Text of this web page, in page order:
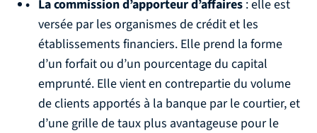
La commission d’apporteur d’affaires : elle est
versée par les organismes de crédit et les
établissements financiers. Elle prend la forme
d’un forfait ou d’un pourcentage du capital
emprunté. Elle vient en contrepartie du volume
de clients apportés à la banque par le courtier, et
d’une grille de taux plus avantageuse pour le